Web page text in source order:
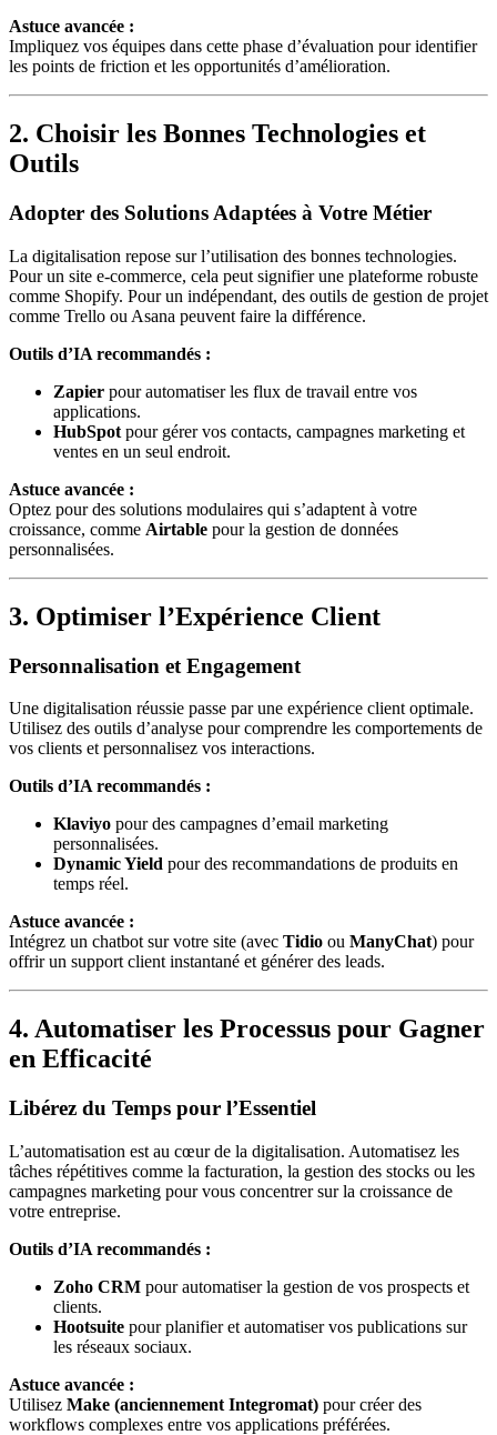
Astuce avancée :
Impliquez vos équipes dans cette phase d’évaluation pour identifier
les points de friction et les opportunités d’amélioration.
2. Choisir les Bonnes Technologies et
Outils
Adopter des Solutions Adaptées à Votre Métier
La digitalisation repose sur l’utilisation des bonnes technologies.
Pour un site e-commerce, cela peut signifier une plateforme robuste
comme Shopify. Pour un indépendant, des outils de gestion de projet
comme Trello ou Asana peuvent faire la différence.
Outils d’IA recommandés :
Zapier pour automatiser les flux de travail entre vos
applications.
HubSpot pour gérer vos contacts, campagnes marketing et
ventes en un seul endroit.
Astuce avancée :
Optez pour des solutions modulaires qui s’adaptent à votre
croissance, comme Airtable pour la gestion de données
personnalisées.
3. Optimiser l’Expérience Client
Personnalisation et Engagement
Une digitalisation réussie passe par une expérience client optimale.
Utilisez des outils d’analyse pour comprendre les comportements de
vos clients et personnalisez vos interactions.
Outils d’IA recommandés :
Klaviyo pour des campagnes d’email marketing
personnalisées.
Dynamic Yield pour des recommandations de produits en
temps réel.
Astuce avancée :
Intégrez un chatbot sur votre site (avec Tidio ou ManyChat) pour
offrir un support client instantané et générer des leads.
4. Automatiser les Processus pour Gagner
en Efficacité
Libérez du Temps pour l’Essentiel
L’automatisation est au cœur de la digitalisation. Automatisez les
tâches répétitives comme la facturation, la gestion des stocks ou les
campagnes marketing pour vous concentrer sur la croissance de
votre entreprise.
Outils d’IA recommandés :
Zoho CRM pour automatiser la gestion de vos prospects et
clients.
Hootsuite pour planifier et automatiser vos publications sur
les réseaux sociaux.
Astuce avancée :
Utilisez Make (anciennement Integromat) pour créer des
workflows complexes entre vos applications préférées.